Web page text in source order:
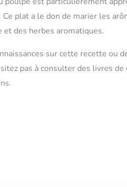
plat a le don de marier les
des herbes aromatiques.
sur cette recette ou
pas à consulter des livres